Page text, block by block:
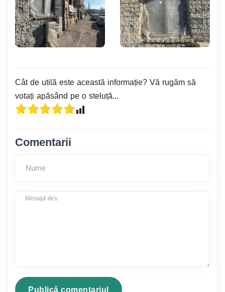
Cât de utilă este această informație? Vă rugăm să
votați apăsând pe o steluță...
Comentarii
Nume
Mesajul dvs.